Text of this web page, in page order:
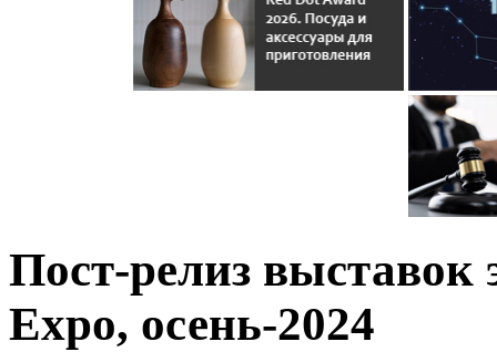
Пост-релиз выставок
Expo, осень-2024